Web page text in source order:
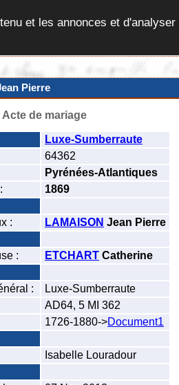
et les annonces et
Pierre
Acte de mariage
Luxe-Sumberraute
64362
Pyrénées-Atlantiques
1869
:
LAMAISON Jean Pierre
:
ETCHART Catherine
:
Luxe-Sumberraute
AD64, 5 MI 362
1726-1880->Document1
Isabelle Louradour